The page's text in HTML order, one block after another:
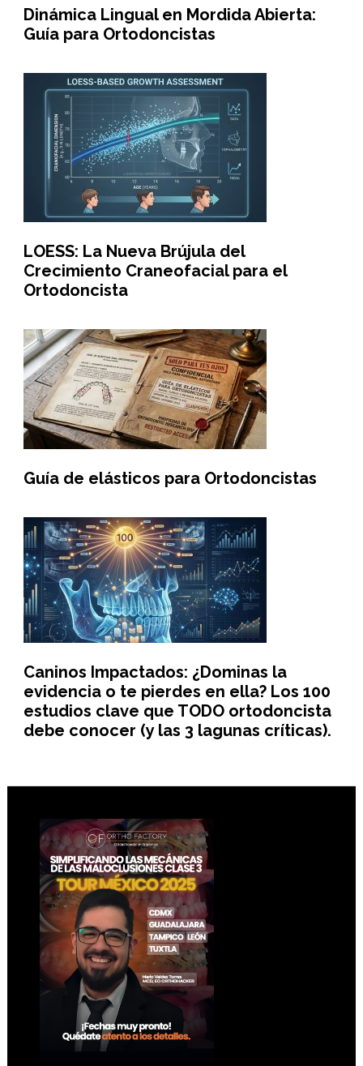
Dinámica Lingual en Mordida Abierta:
Guía para Ortodoncistas
LOESS: La Nueva Brújula del
Crecimiento Craneofacial para el
Ortodoncista
Guía de elásticos para Ortodoncistas
Caninos Impactados: ¿Dominas la
evidencia o te pierdes en ella? Los 100
estudios clave que TODO ortodoncista
debe conocer (y las 3 lagunas críticas).
Footer